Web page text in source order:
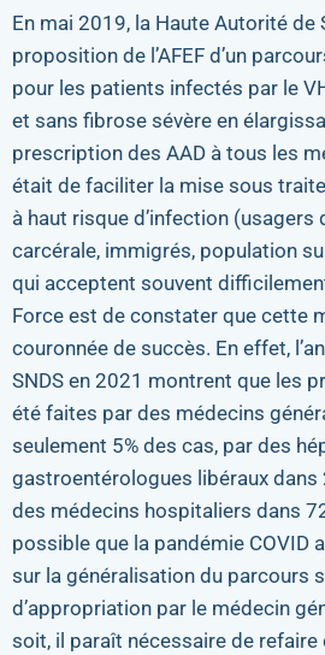
En mai 2019, la Haute Autorité de
proposition de l’AFEF d’un
pour les patients infectés par le
et sans fibrose sévère en
prescription des AAD à tous les
était de faciliter la mise sous
à haut risque d’infection
carcérale, immigrés, population
qui acceptent souvent
Force est de constater que cette
couronnée de succès. En effet,
SNDS en 2021 montrent que les
été faites par des médecins
seulement 5% des cas, par des
gastroentérologues libéraux dans
des médecins hospitaliers dans
possible que la pandémie COVID
sur la généralisation du parcours
d’appropriation par le médecin
soit, il paraît nécessaire de